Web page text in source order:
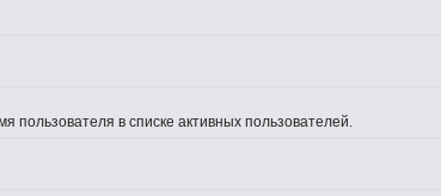
пользователя в списке активных пользователей.